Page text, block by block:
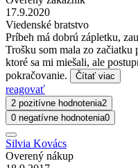
17.9.2020
Viedenské bratstvo
Príbeh má dobrú zápletku,
Trošku som mala zo začiatku
ktoré sa mi miešali, ale
pokračovanie.
Čítať viac
reagovať
2 pozitívne hodnotenia2
0 negatívne hodnotenia0
Silvia Kovács
Overený nákup